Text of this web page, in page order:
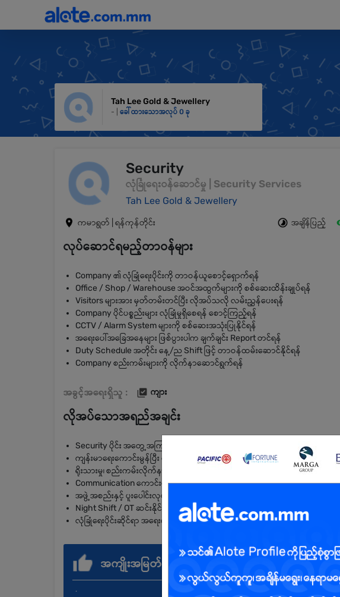
Tah Lee Gold & Jewellery
- | ခေါ်ထားသောအလုပ် 0 ခု
Security
လုံခြုံရေးဝန်ဆောင်မှု | Security Services
Tah Lee Gold & Jewellery
ကမာရွတ် | ရန်ကုန်တိုင်း အချိန်ပြည့်
လုပ်ဆောင်ရမည့်တာဝန်များ
Company ၏ လုံခြုံရေးပိုင်းကို တာဝန်ယူစောင့်ရှောက်ရန်
Office / Shop / Warehouse အဝင်အထွက်များကို စစ်ဆေးထိန်းချုပ်ရန်
Visitors များအား မှတ်တမ်းတင်ပြီး လိုအပ်သလို လမ်းညွှန်ပေးရန်
Company ပိုင်ပစ္စည်းများ လုံခြုံမှုရှိစေရန် စောင့်ကြည့်ရန်
CCTV / Alarm System များကို စစ်ဆေးအသုံးပြုနိုင်ရန်
အရေးပေါ်အခြေအနေများ ဖြစ်ပွားပါက ချက်ချင်း Report တင်ရန်
Duty Schedule အတိုင်း နေ့/ည Shift ဖြင့် တာဝန်ထမ်းဆောင်နိုင်ရန်
Company စည်းကမ်းများကို လိုက်နာဆောင်ရွက်ရန်
အခွင့်အရေးရှိသူ : ကျား
လိုအပ်သောအရည်အချင်း
Security ပိုင်း အတွေ့အကြုံရှိသူ ဦးစားပေးမည်
ကျန်းမာရေးကောင်းမွန်ပြီး တာဝန်ယူမှုရှိသူ ဖြစ်ရမည်
ရိုးသားမှု၊ စည်းကမ်းလိုက်နာမှုရှိရမည်
Communication ကောင်းမွန်ပြီး လူမှုဆက်ဆံရေးပြေပြစ်ရမည်
အဖွဲ့အစည်းနှင့် ပူးပေါင်းလုပ်ဆောင်နိုင်ရမည်
Night Shift / OT ဆင်းနိုင်သူ ဖြစ်ရမည်
လုံခြုံရေးပိုင်းဆိုင်ရာ အရေးပေါ်အခြေအနေများကို ဖြေရှင်းနိုင်သူ ဖြစ်ရမည်
အကျိုးအမြတ်
.